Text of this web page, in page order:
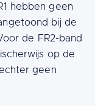
hebben geen
bij de
de FR2-band
op de
geen